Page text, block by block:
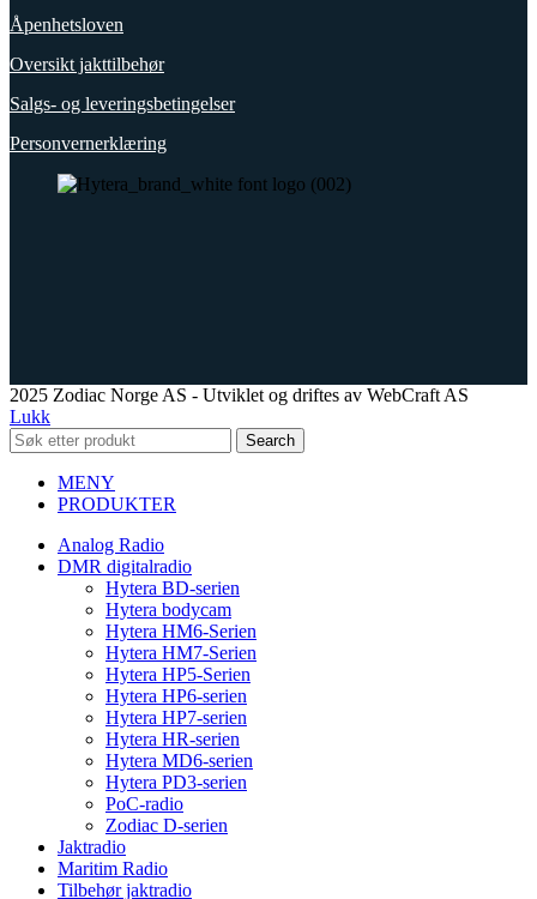
Åpenhetsloven
Oversikt jakttilbehør
Salgs- og leveringsbetingelser
Personvernerklæring
2025 Zodiac Norge AS - Utviklet og driftes av WebCraft AS
Lukk
Search
MENY
PRODUKTER
Analog Radio
DMR digitalradio
Hytera BD-serien
Hytera bodycam
Hytera HM6-Serien
Hytera HM7-Serien
Hytera HP5-Serien
Hytera HP6-serien
Hytera HP7-serien
Hytera HR-serien
Hytera MD6-serien
Hytera PD3-serien
PoC-radio
Zodiac D-serien
Jaktradio
Maritim Radio
Tilbehør jaktradio